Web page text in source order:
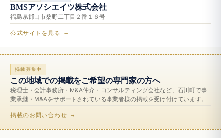
BMSアソシエイツ株式会社
福島県郡山市桑野二丁目２番１６号
公式サイトを見る →
掲載募集中
この地域での掲載をご希望の専門家の方へ
税理士・会計事務所・M&A仲介・コンサルティング会社など、石川町で事
業承継・M&Aをサポートされている事業者様の掲載を受け付けています。
掲載のお問い合わせ →